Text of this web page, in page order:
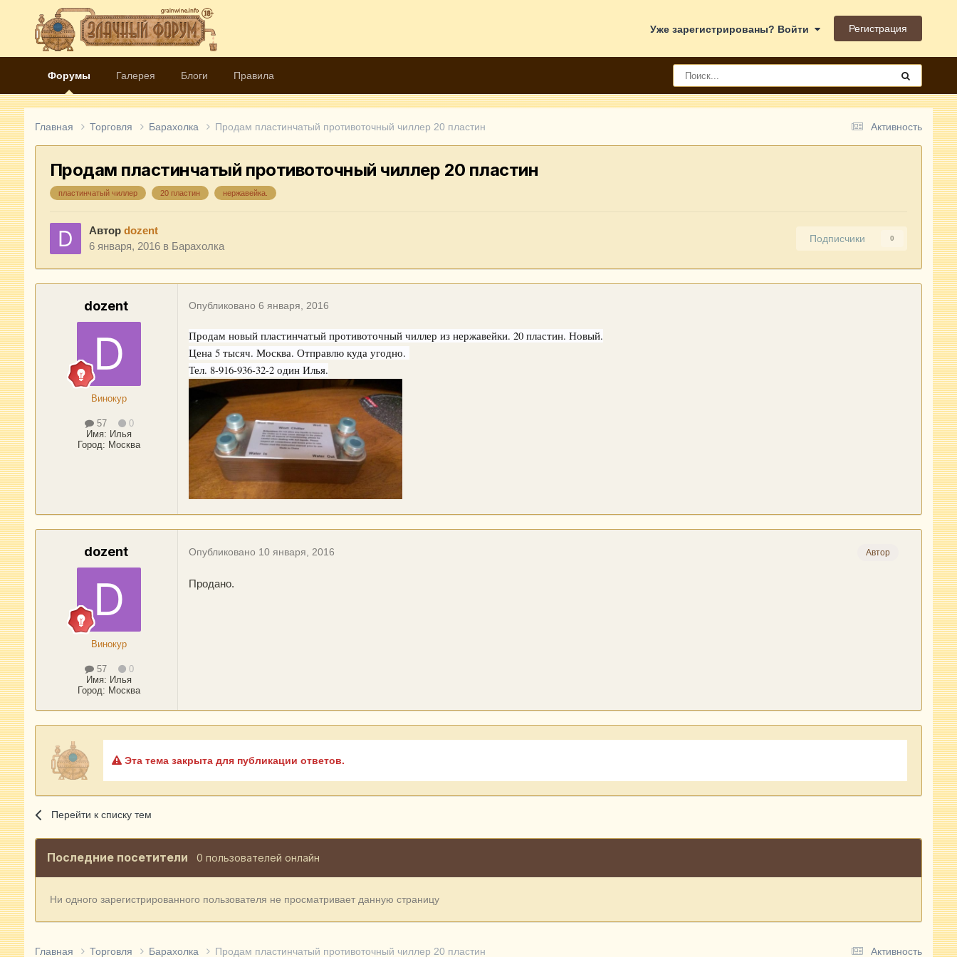
Уже зарегистрированы? Войти Регистрация
Форумы Галерея Блоги Правила
Активность
Главная Торговля Барахолка Продам пластинчатый противоточный чиллер 20 пластин
Продам пластинчатый противоточный чиллер 20 пластин
пластинчатый чиллер 20 пластин нержавейка.
Автор dozent
6 января, 2016в Барахолка
Подписчики 0
dozent
Винокур
57
0
Имя: Илья
Город: Москва
Опубликовано 6 января, 2016
Продам новый пластинчатый противоточный чиллер из нержавейки. 20 пластин. Новый.
Цена 5 тысяч. Москва. Отправлю куда угодно.
Тел. 8-916-936-32-2 один Илья.
dozent
Винокур
57
0
Имя: Илья
Город: Москва
Автор
Опубликовано 10 января, 2016
Продано.
Эта тема закрыта для публикации ответов.
Перейти к списку тем
Последние посетители 0 пользователей онлайн
Ни одного зарегистрированного пользователя не просматривает данную страницу
Активность
Главная Торговля Барахолка Продам пластинчатый противоточный чиллер 20 пластин